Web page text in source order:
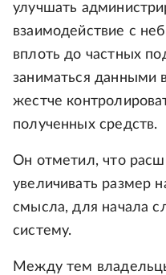
улучшать
взаимодействие с
вплоть до частных
заниматься данными
жестче
полученных средств.
Он отметил, что
увеличивать размер
смысла, для начала
систему.
Между тем